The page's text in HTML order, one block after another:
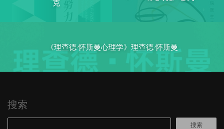
《理查德·怀斯曼心理学》理查德·怀斯曼
搜索
搜索